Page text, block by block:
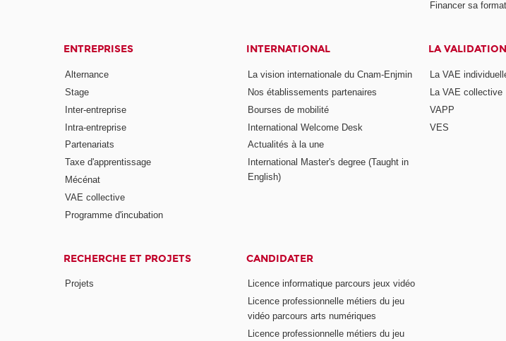
Financer sa
ENTREPRISES
Alternance
Stage
Inter-entreprise
Intra-entreprise
Partenariats
Taxe d'apprentissage
Mécénat
VAE collective
Programme d'incubation
INTERNATIONAL
La vision internationale du Cnam-Enjmin
Nos établissements partenaires
Bourses de mobilité
International Welcome Desk
Actualités à la une
International Master's degree (Taught in
English)
LA
La VAE
La VAE collective
VAPP
VES
RECHERCHE ET PROJETS
Projets
CANDIDATER
Licence informatique parcours jeux vidéo
Licence professionnelle métiers du jeu
vidéo parcours arts numériques
Licence professionnelle métiers du jeu